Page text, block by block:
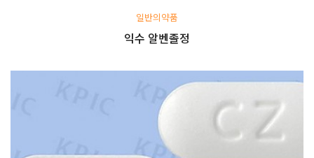
일반의약품
익수 알벤졸정